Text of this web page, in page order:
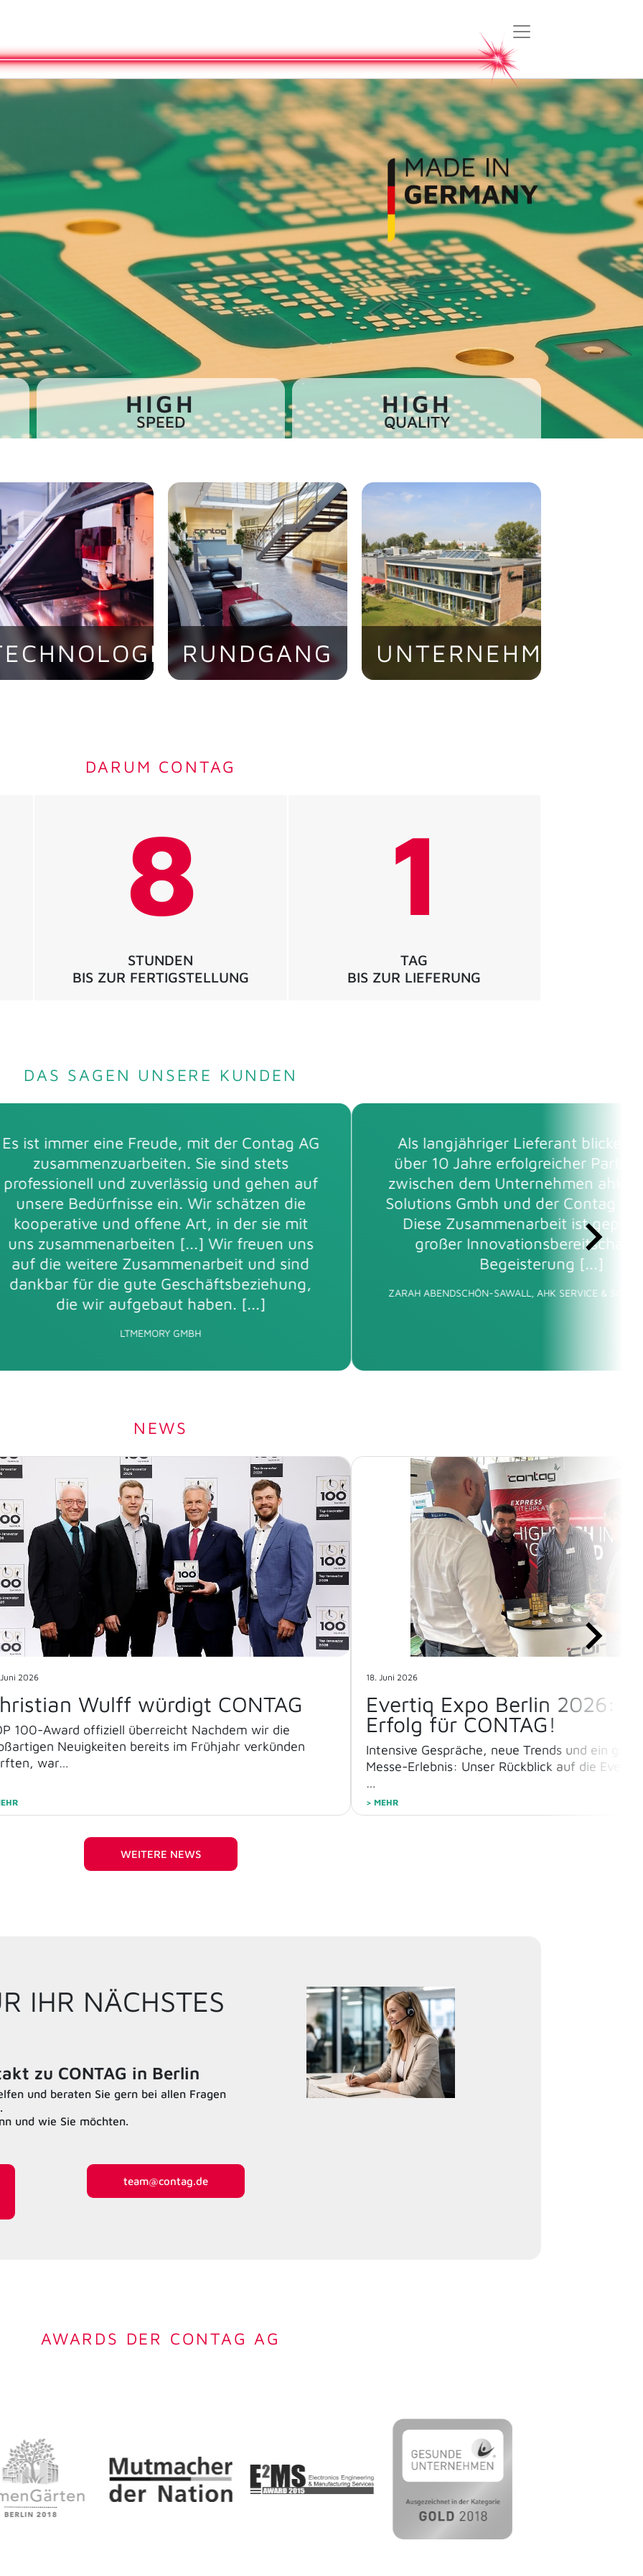
HIGH
SPEED
HIGH
QUALITY
gebündelte Know-
RUNDGANG
Entdecken Sie die
UNTERNEHMEN
Die familiengeführte
DARUM CONTAG
8
STUNDEN
BIS ZUR FERTIGSTELLUNG
1
TAG
BIS ZUR LIEFERUNG
DAS SAGEN UNSERE KUNDEN
Als langjähriger Lieferant blicken wir auf
über 10 Jahre erfolgreicher Partnerschaft
zwischen dem Unternehmen ahk Service &
Solutions Gmbh und der Contag AG zurück.
Diese Zusammenarbeit ist geprägt von
großer Innovationsbereitschaft und
Begeisterung [...]
ZARAH ABENDSCHÖN-SAWALL, AHK SERVICE & SOLUTIONS GMBH
Durch die schnelle und
Zusammenarbeit hilft uns der
Service der Fa. CONTAG SEHR
Sämtliche Aufträge wurden
in top Qualität geliefert. Großes
an das ganze CONTAG Team. [...]
weiter so...
ANDREAS BRINKMANN, DRÄ... GROUP
NEWS
2026
Expo Berlin 2026: Ein voller
für CONTAG!
Gespräche, neue Trends und ein ganz besonderes
Erlebnis: Unser Rückblick auf die Evertiq Expo 2026.
28. April 2026
Top 100 Innovator
Die CONTAG AG zählt zu den 100 der
mittelständischen Unternehmen Deutschlands.
> MEHR
WEITERE NEWS
IHR NÄCHSTES
zu CONTAG in Berlin
und beraten Sie gern bei allen Fragen
und wie Sie möchten.
team@contag.de
AWARDS DER CONTAG AG